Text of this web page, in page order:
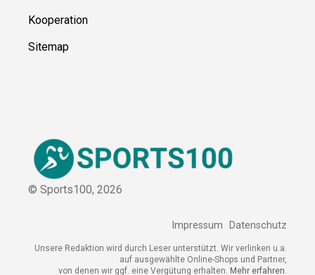
Kooperation
Sitemap
© Sports100, 2026
Impressum Datenschutz
Unsere Redaktion wird durch Leser unterstützt. Wir verlinken
u.a. auf ausgewählte Online-Shops und Partner,
von denen wir ggf. eine Vergütung erhalten.Mehr erfahren.